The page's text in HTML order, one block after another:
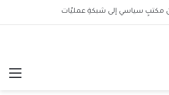
مكتبٍ سياسي إلى شبكةِ عمليّات